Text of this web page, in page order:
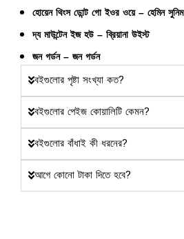
হোয়েন থিংস ডোন্ট গো ইওর ওয়ে – হেমিন সুনিম
দ্য মাউন্টেন ইজ হউ – ব্রিয়ানা উইস্ট
জন গর্ডন – জন গর্ডন
বইগুলোর পৃষ্টা সংখ্যা কত?
বইগুলোর পেইজ কোয়ালিটি কেমন?
বইগুলোর বাঁধাই কী ধরনের?
আগে কোনো টাকা দিতে হবে?